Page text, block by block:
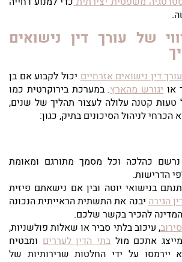
של עורך דין נישואים
עורך דין נישואים אזרחייםיכול לקבוע אם בן
או יגורש מהארץ. במערכת בירוקרטית כמו
טעות קטנה עלולה לעצור תהליך של שנים,
הכרחי לניהול הסיכונים בתיק, כגון:
כהלכה וכל מסמך מתורגם ומאומת
הדרישות.
בנישואי יוטה ובין אם נישאתם פיזית
הגירהיבנה את התשתית הראייתית הנכונה
להכיר בקשר שלכם.
סירוב, עיכוב בלתי סביר או שאלות פולשניות,
אתכם מולבתי הדין לערריםומבטיח
יירמסו על ידי החלטות שרירותיות של